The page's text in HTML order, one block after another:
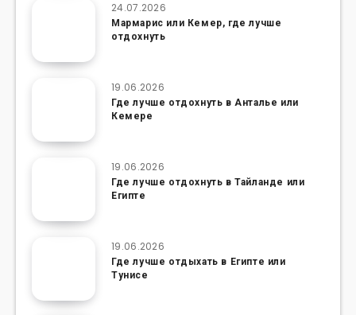
24.07.2026
Мармарис или Кемер, где лучше
отдохнуть
19.06.2026
Где лучше отдохнуть в Анталье или
Кемере
19.06.2026
Где лучше отдохнуть в Тайланде или
Египте
19.06.2026
Где лучше отдыхать в Египте или
Тунисе